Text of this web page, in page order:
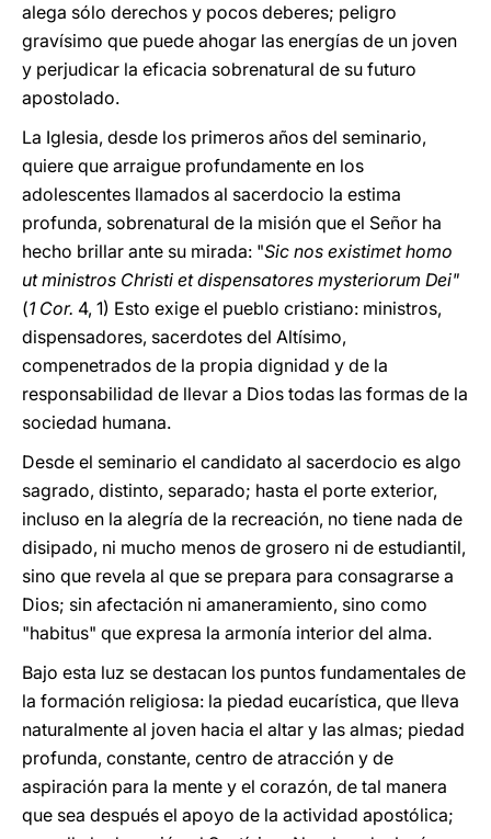
alega sólo derechos y pocos deberes; peligro
gravísimo que puede ahogar las energías de un joven
y perjudicar la eficacia sobrenatural de su futuro
apostolado.
La Iglesia, desde los primeros años del seminario,
quiere que arraigue profundamente en los
adolescentes llamados al sacerdocio la estima
profunda, sobrenatural de la misión que el Señor ha
hecho brillar ante su mirada: "Sic nos existimet homo
ut ministros Christi et dispensatores mysteriorum Dei"
(1 Cor. 4, 1) Esto exige el pueblo cristiano: ministros,
dispensadores, sacerdotes del Altísimo,
compenetrados de la propia dignidad y de la
responsabilidad de llevar a Dios todas las formas de la
sociedad humana.
Desde el seminario el candidato al sacerdocio es algo
sagrado, distinto, separado; hasta el porte exterior,
incluso en la alegría de la recreación, no tiene nada de
disipado, ni mucho menos de grosero ni de estudiantil,
sino que revela al que se prepara para consagrarse a
Dios; sin afectación ni amaneramiento, sino como
"habitus" que expresa la armonía interior del alma.
Bajo esta luz se destacan los puntos fundamentales de
la formación religiosa: la piedad eucarística, que lleva
naturalmente al joven hacia el altar y las almas; piedad
profunda, constante, centro de atracción y de
aspiración para la mente y el corazón, de tal manera
que sea después el apoyo de la actividad apostólica;